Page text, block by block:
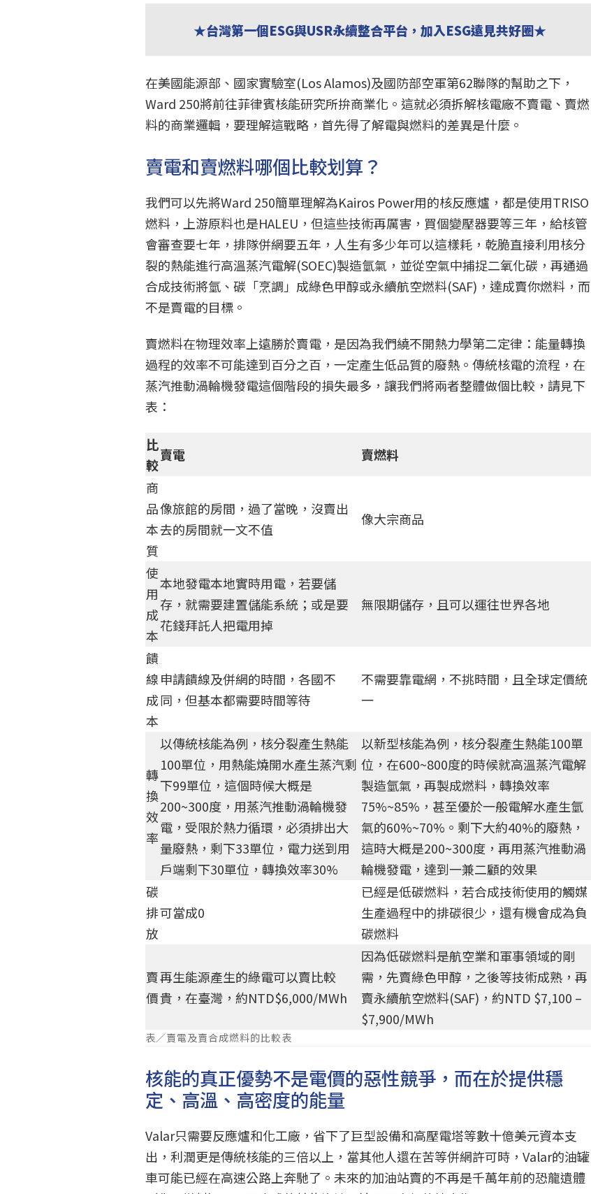
★台灣第一個ESG與USR永續整合平台，加入ESG遠見共好圈★
在美國能源部、國家實驗室(Los Alamos)及國防部空軍第62聯隊的幫助之下，
Ward 250將前往菲律賓核能研究所拚商業化。這就必須拆解核電廠不賣電、賣燃
料的商業邏輯，要理解這戰略，首先得了解電與燃料的差異是什麼。
賣電和賣燃料哪個比較划算？
我們可以先將Ward 250簡單理解為Kairos Power用的核反應爐，都是使用TRISO
燃料，上游原料也是HALEU，但這些技術再厲害，買個變壓器要等三年，給核管
會審查要七年，排隊併網要五年，人生有多少年可以這樣耗，乾脆直接利用核分
裂的熱能進行高溫蒸汽電解(SOEC)製造氫氣，並從空氣中捕捉二氧化碳，再通過
合成技術將氫、碳「烹調」成綠色甲醇或永續航空燃料(SAF)，達成賣你燃料，而
不是賣電的目標。
賣燃料在物理效率上遠勝於賣電，是因為我們繞不開熱力學第二定律：能量轉換
過程的效率不可能達到百分之百，一定產生低品質的廢熱。傳統核電的流程，在
蒸汽推動渦輪機發電這個階段的損失最多，讓我們將兩者整體做個比較，請見下
表：
比
較
賣電
賣燃料
商
品
本
質
像旅館的房間，過了當晚，沒賣出
去的房間就一文不值
像大宗商品
使
用
成
本
本地發電本地實時用電，若要儲
存，就需要建置儲能系統；或是要
花錢拜託人把電用掉
無限期儲存，且可以運往世界各地
饋
線
成
本
申請饋線及併網的時間，各國不
同，但基本都需要時間等待
不需要靠電網，不挑時間，且全球定價統
一
轉
換
效
率
以傳統核能為例，核分裂產生熱能
100單位，用熱能燒開水產生蒸汽剩
下99單位，這個時候大概是
200~300度，用蒸汽推動渦輪機發
電，受限於熱力循環，必須排出大
量廢熱，剩下33單位，電力送到用
戶端剩下30單位，轉換效率30%
以新型核能為例，核分裂產生熱能100單
位，在600~800度的時候就高溫蒸汽電解
製造氫氣，再製成燃料，轉換效率
75%~85%，甚至優於一般電解水產生氫
氣的60%~70%。剩下大約40%的廢熱，
這時大概是200~300度，再用蒸汽推動渦
輪機發電，達到一兼二顧的效果
碳
排
放
可當成0
已經是低碳燃料，若合成技術使用的觸媒
生產過程中的排碳很少，還有機會成為負
碳燃料
賣
價
再生能源產生的綠電可以賣比較
貴，在臺灣，約NTD$6,000/MWh
因為低碳燃料是航空業和軍事領域的剛
需，先賣綠色甲醇，之後等技術成熟，再
賣永續航空燃料(SAF)，約NTD $7,100 –
$7,900/MWh
表／賣電及賣合成燃料的比較表
核能的真正優勢不是電價的惡性競爭，而在於提供穩
定、高溫、高密度的能量
Valar只需要反應爐和化工廠，省下了巨型設備和高壓電塔等數十億美元資本支
出，利潤更是傳統核能的三倍以上，當其他人還在苦等併網許可時，Valar的油罐
車可能已經在高速公路上奔馳了。未來的加油站賣的不再是千萬年前的恐龍遺體